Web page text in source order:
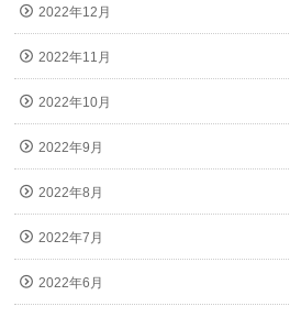
2022年12月
2022年11月
2022年10月
2022年9月
2022年8月
2022年7月
2022年6月